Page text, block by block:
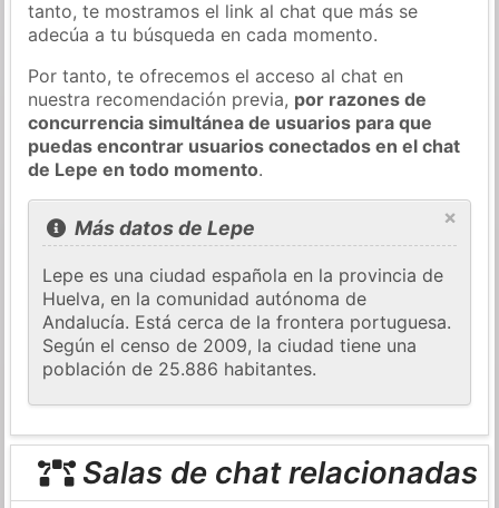
tanto, te mostramos el link al chat que más se
adecúa a tu búsqueda en cada momento.
Por tanto, te ofrecemos el acceso al chat en
nuestra recomendación previa, por razones de
concurrencia simultánea de usuarios para que
puedas encontrar usuarios conectados en el chat
de Lepe en todo momento.
×
Más datos de Lepe
Lepe es una ciudad española en la provincia de
Huelva, en la comunidad autónoma de
Andalucía. Está cerca de la frontera portuguesa.
Según el censo de 2009, la ciudad tiene una
población de 25.886 habitantes.
Salas de chat relacionadas